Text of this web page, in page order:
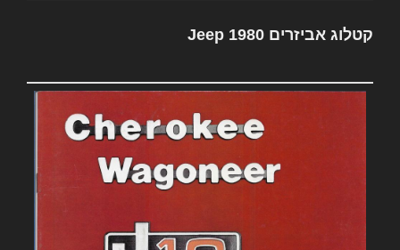
קטלוג אביזרים Jeep 1980